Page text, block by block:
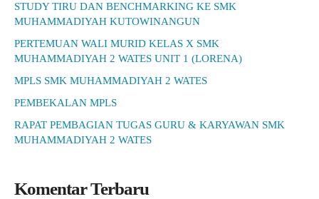
STUDY TIRU DAN BENCHMARKING KE SMK
MUHAMMADIYAH KUTOWINANGUN
PERTEMUAN WALI MURID KELAS X SMK
MUHAMMADIYAH 2 WATES UNIT 1 (LORENA)
MPLS SMK MUHAMMADIYAH 2 WATES
PEMBEKALAN MPLS
RAPAT PEMBAGIAN TUGAS GURU & KARYAWAN SMK
MUHAMMADIYAH 2 WATES
Komentar Terbaru